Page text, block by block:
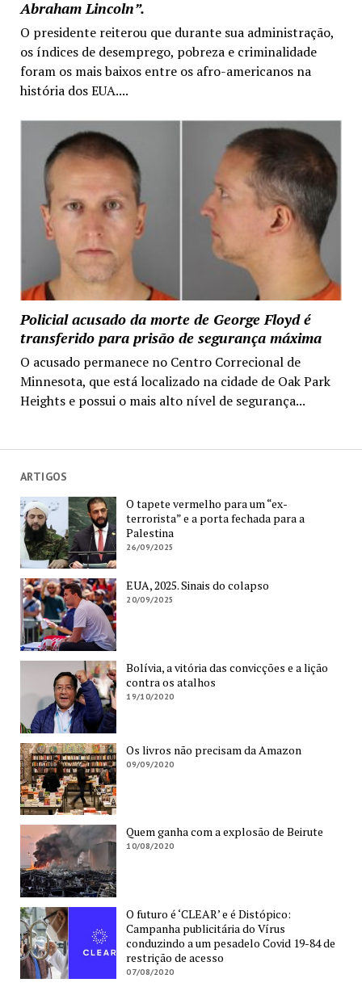
Abraham Lincoln”.
O presidente reiterou que durante sua administração,
os índices de desemprego, pobreza e criminalidade
foram os mais baixos entre os afro-americanos na
história dos EUA....
Policial acusado da morte de George Floyd é
transferido para prisão de segurança máxima
O acusado permanece no Centro Correcional de
Minnesota, que está localizado na cidade de Oak Park
Heights e possui o mais alto nível de segurança...
ARTIGOS
O tapete vermelho para um “ex-
terrorista” e a porta fechada para a
Palestina
26/09/2025
EUA, 2025. Sinais do colapso
20/09/2025
Bolívia, a vitória das convicções e a lição
contra os atalhos
19/10/2020
Os livros não precisam da Amazon
09/09/2020
Quem ganha com a explosão de Beirute
10/08/2020
O futuro é ‘CLEAR’ e é Distópico:
Campanha publicitária do Vírus
conduzindo a um pesadelo Covid 19-84 de
restrição de acesso
07/08/2020